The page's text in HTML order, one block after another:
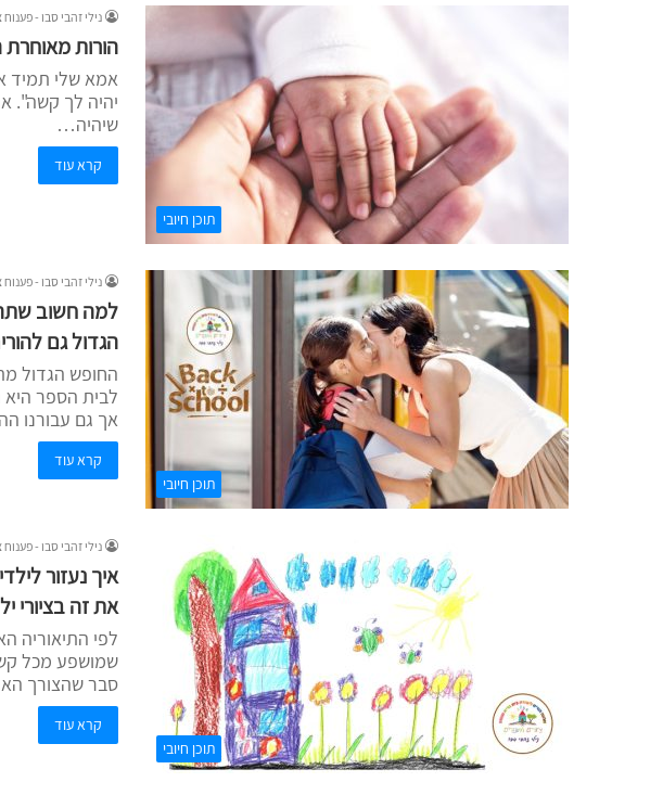
תוכן חיובי
נילי זהבי סבו - פענוח
הורות
אמא שלי תמיד
יהיה לך קשה".
שיהיה…
קרא עוד
תוכן חיובי
נילי זהבי סבו - פענוח
למה חשוב
הגדול גם
החופש הגדול
לבית הספר היא
אך גם עבורנו
קרא עוד
תוכן חיובי
נילי זהבי סבו - פענוח
איך נעזור
את זה בציורי
לפי התיאוריה
שמושפע מכל
סבר שהצורך
קרא עוד